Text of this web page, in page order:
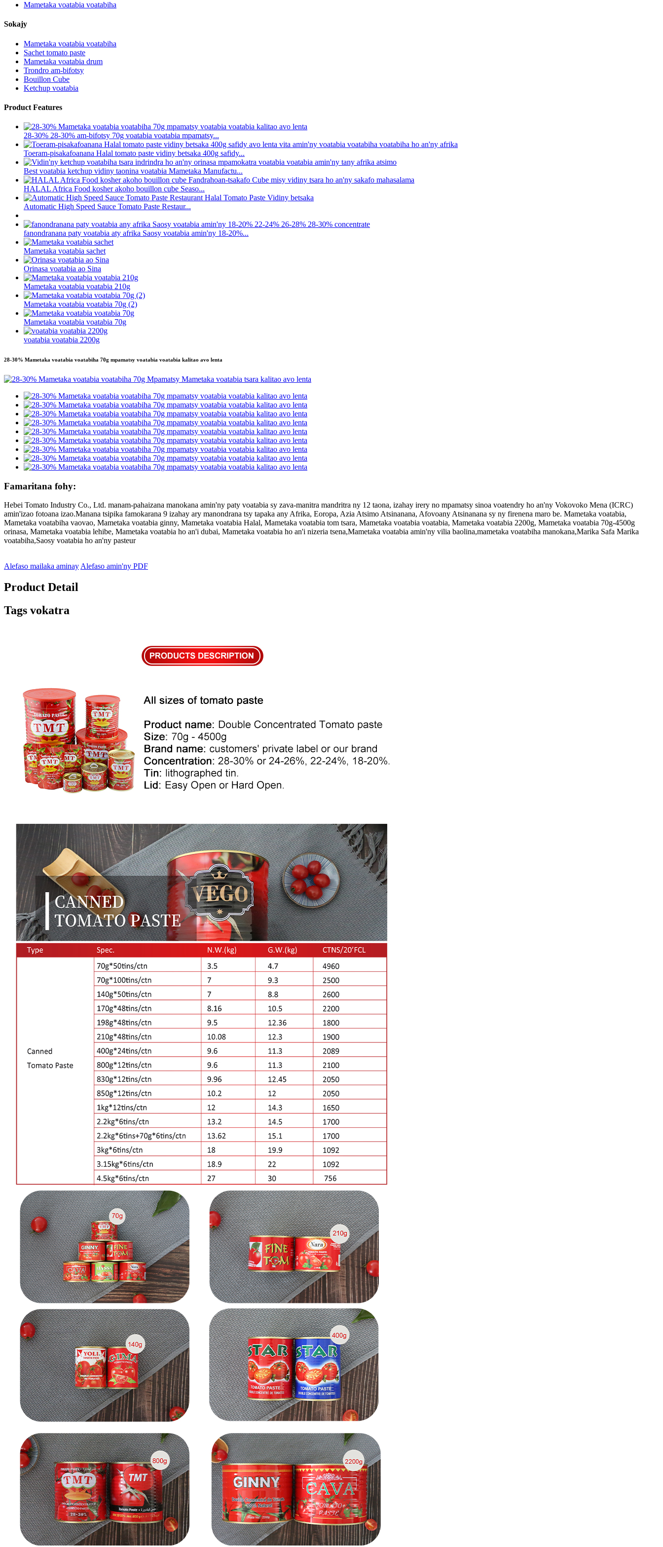
Mametaka voatabia voatabiha
Sokajy
Mametaka voatabia voatabiha
Sachet tomato paste
Mametaka voatabia drum
Trondro am-bifotsy
Bouillon Cube
Ketchup voatabia
Product Features
28-30% 28-30% am-bifotsy 70g voatabia voatabia mpamatsy...
Toeram-pisakafoanana Halal tomato paste vidiny betsaka 400g safidy...
Best voatabia ketchup vidiny taonina voatabia Mametaka Manufactu...
HALAL Africa Food kosher akoho bouillon cube Seaso...
Automatic High Speed ​​Sauce Tomato Paste Restaur...
fanondranana paty voatabia aty afrika Saosy voatabia amin'ny 18-20%...
Mametaka voatabia sachet
Orinasa voatabia ao Sina
Mametaka voatabia voatabia 210g
Mametaka voatabia voatabia 70g (2)
Mametaka voatabia voatabia 70g
voatabia voatabia 2200g
28-30% Mametaka voatabia voatabiha 70g mpamatsy voatabia voatabia kalitao avo lenta
Famaritana fohy:
Hebei Tomato Industry Co., Ltd. manam-pahaizana manokana amin'ny paty voatabia sy zava-manitra mandritra ny 12 taona, izahay irery no mpamatsy sinoa voatendry ho an'ny Vokovoko Mena (ICRC)
amin'izao fotoana izao.Manana tsipika famokarana 9 izahay ary manondrana tsy tapaka any Afrika, Eoropa, Azia Atsimo Atsinanana, Afovoany Atsinanana sy ny firenena maro be. Mametaka voatabia,
Mametaka voatabiha vaovao, Mametaka voatabia ginny, Mametaka voatabia Halal, Mametaka voatabia tom tsara, Mametaka voatabia voatabia, Mametaka voatabia 2200g, Mametaka voatabia 70g-4500g
orinasa, Mametaka voatabia lehibe, Mametaka voatabia ho an'i dubai, Mametaka voatabia ho an'i nizeria tsena,Mametaka voatabia amin'ny vilia baolina,mametaka voatabiha manokana,Marika Safa Marika
voatabiha,Saosy voatabia ho an'ny pasteur
Alefaso mailaka aminayAlefaso amin'ny PDF
Product Detail
Tags vokatra